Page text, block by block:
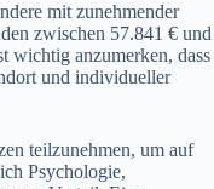
mit zunehmender
zwischen 57.841 € und
wichtig anzumerken, dass
und individueller
teilzunehmen, um auf
Psychologie,